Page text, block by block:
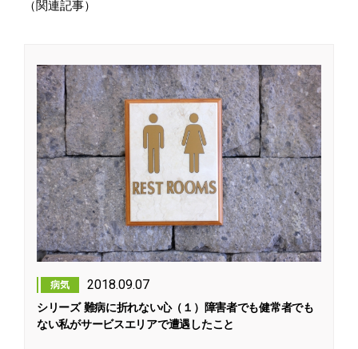
（関連記事）
病気 2018.09.07
シリーズ 難病に折れない心（１）障害者でも健常者でも
ない私がサービスエリアで遭遇したこと